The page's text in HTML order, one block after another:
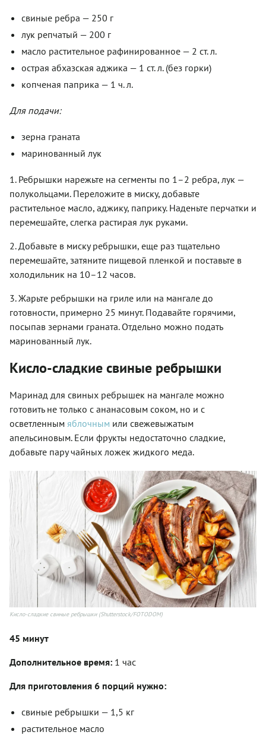
свиные ребра — 250 г
лук репчатый — 200 г
масло растительное рафинированное — 2 ст. л.
острая абхазская аджика — 1 ст. л. (без горки)
копченая паприка — 1 ч. л.
Для подачи:
зерна граната
маринованный лук
1. Ребрышки нарежьте на сегменты по 1–2 ребра, лук —
полукольцами. Переложите в миску, добавьте
растительное масло, аджику, паприку. Наденьте перчатки и
перемешайте, слегка растирая лук руками.
2. Добавьте в миску ребрышки, еще раз тщательно
перемешайте, затяните пищевой пленкой и поставьте в
холодильник на 10–12 часов.
3. Жарьте ребрышки на гриле или на мангале до
готовности, примерно 25 минут. Подавайте горячими,
посыпав зернами граната. Отдельно можно подать
маринованный лук.
Кисло-сладкие свиные ребрышки
Маринад для свиных ребрышек на мангале можно
готовить не только с ананасовым соком, но и с
осветленным яблочным или свежевыжатым
апельсиновым. Если фрукты недостаточно сладкие,
добавьте пару чайных ложек жидкого меда.
Кисло-сладкие свиные ребрышки (Shutterstock/FOTODOM)
45 минут
Дополнительное время: 1 час
Для приготовления 6 порций нужно:
свиные ребрышки — 1,5 кг
растительное масло